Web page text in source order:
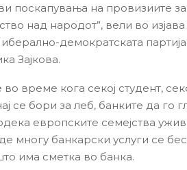
поскапувања на провизиите
над народот”, вели во изјава
демократската
Зајкова.
време кога секој студент,
се бори за леб, банките да го
европските семејства
многу банкарски услуги се
има сметка во банка.